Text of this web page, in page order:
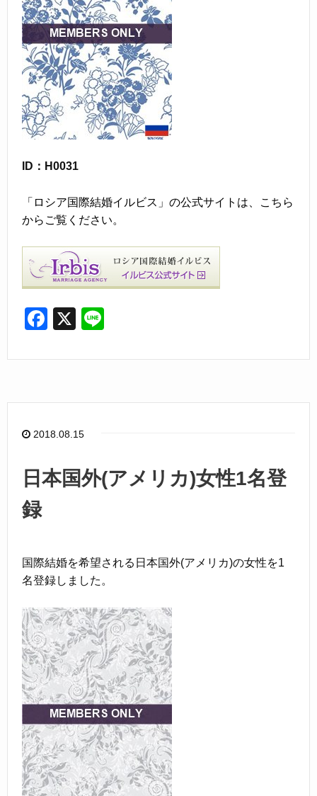
ID：H0031
「ロシア国際結婚イルビス」の公式サイトは、こちら
からご覧ください。
F
c
b
o
k
X
e
2018.08.15
日本国外(アメリカ)女性1名登
録
国際結婚を希望される日本国外(アメリカ)の女性を1
名登録しました。